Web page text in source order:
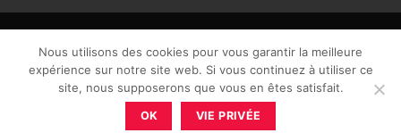
CGU| Vie privée| TVA : BE0840965749 | Site web réalisé par
Nous utilisons des cookies pour vous garantir la meilleure
expérience sur notre site web. Si vous continuez à utiliser ce
site, nous supposerons que vous en êtes satisfait.
OK VIE PRIVÉE